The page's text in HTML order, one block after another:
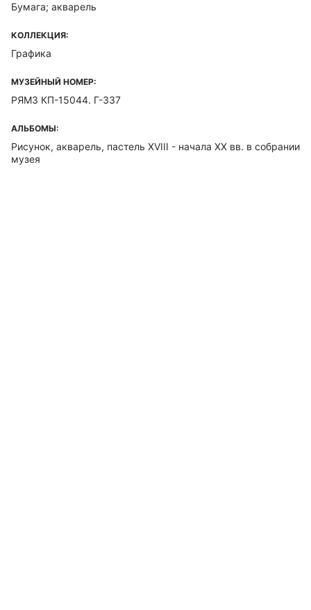
Бумага; акварель
КОЛЛЕКЦИЯ:
Графика
МУЗЕЙНЫЙ НОМЕР:
РЯМЗ КП-15044. Г-337
АЛЬБОМЫ:
Рисунок, акварель, пастель XVIII - начала XX вв. в собрании
музея